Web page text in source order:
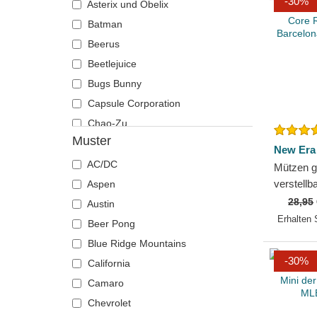
Chelsea Football Club
Chicago Bears
Chicago Blackhawks
Chicago Bulls
Chicago Cubs
Chicago White Sox
Cincinnati Bengals
Cincinnati Reds
Cleveland Browns
Cleveland Cavaliers
Cleveland Cubs
Dallas Cowboys
Dallas Mavericks
Denver Broncos
Denver Nuggets
Detroit Pistons
Asterix und Obelix
Batman
Beerus
Beetlejuice
Bugs Bunny
Capsule Corporation
Chao-Zu
Chucky
Daenerys Targaryen
Die Heiligtümer des Todes
DMC DeLorean
Dracarys
Duffy Duck
Einziger Ring
Eiserner Thron
Esel
Muster
AC/DC
Aspen
Austin
Beer Pong
Blue Ridge Mountains
California
Camaro
Chevrolet
New Era
Mützen
Core
28,95
Erhalten
-30%